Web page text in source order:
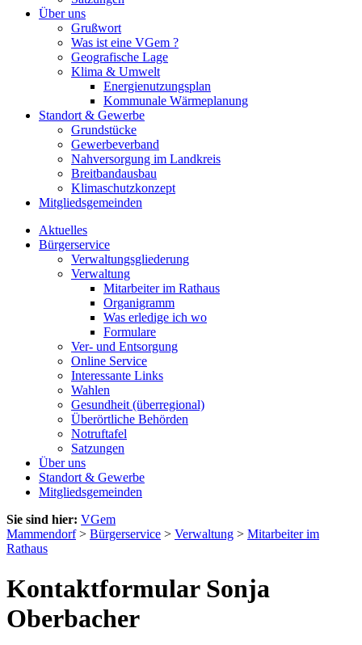
Über uns
Grußwort
Was ist eine VGem ?
Geografische Lage
Klima & Umwelt
Energienutzungsplan
Kommunale Wärmeplanung
Standort & Gewerbe
Grundstücke
Gewerbeverband
Nahversorgung im Landkreis
Breitbandausbau
Klimaschutzkonzept
Mitgliedsgemeinden
Aktuelles
Bürgerservice
Verwaltungsgliederung
Verwaltung
Mitarbeiter im Rathaus
Organigramm
Was erledige ich wo
Formulare
Ver- und Entsorgung
Online Service
Interessante Links
Wahlen
Gesundheit (überregional)
Überörtliche Behörden
Notruftafel
Satzungen
Über uns
Standort & Gewerbe
Mitgliedsgemeinden
Sie sind hier: VGem
Mammendorf> Bürgerservice > Verwaltung > Mitarbeiter im
Rathaus
Kontaktformular Sonja
Oberbacher